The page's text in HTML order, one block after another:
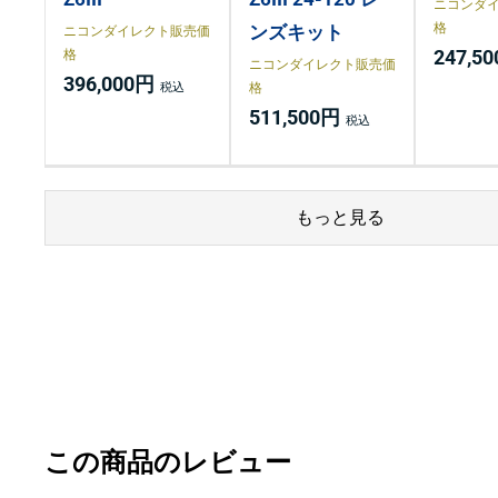
ニコンダイレクト販売価
格
396,000円
ンズキット
ニコンダイレクト販売価
格
511,500円
ニコンダ
格
もっと見る